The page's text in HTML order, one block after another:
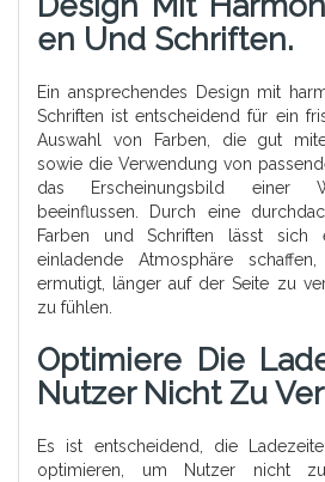
En Und Schriften.
Ein ansprechendes Design mit
Schriften ist entscheidend für ein
Auswahl von Farben, die gut
sowie die Verwendung von
das Erscheinungsbild einer
beeinflussen. Durch eine
Farben und Schriften lässt sich
einladende Atmosphäre
ermutigt, länger auf der Seite zu
zu fühlen.
Optimiere Die
Nutzer Nicht Zu
Es ist entscheidend, die
optimieren, um Nutzer nicht